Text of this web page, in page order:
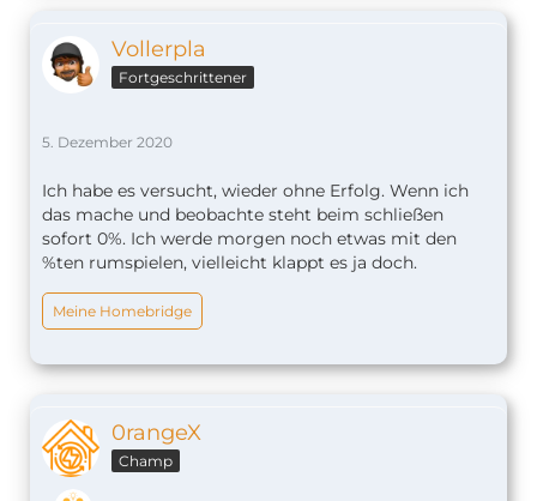
Vollerpla
Fortgeschrittener
5. Dezember 2020
Ich habe es versucht, wieder ohne Erfolg. Wenn ich
das mache und beobachte steht beim schließen
sofort 0%. Ich werde morgen noch etwas mit den
%ten rumspielen, vielleicht klappt es ja doch.
Meine Homebridge
0rangeX
Champ